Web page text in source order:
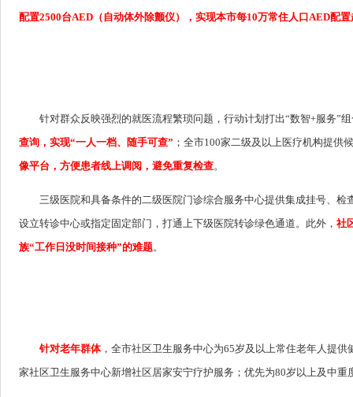
配置2500台AED（自动体外除颤仪），实现本市每10万常住人口AED配
针对群众反映强烈的就医流程繁琐问题，行动计划打出“数智+服务”
查询，实现“一人一档、随手可查” ；全市100家二级及以上医疗机构提供
像平台，方便患者线上调阅，避免重复检查。
三级医院和具备条件的二级医院门诊综合服务中心提供集成挂号、
设立转诊中心或指定固定部门，打通上下级医院转诊绿色通道。此外， 社
族“工作日没时间接种”的难题。
针对老年群体，全市社区卫生服务中心为65岁及以上常住老年人提供
家社区卫生服务中心新增社区居家安宁疗护服务；优先为80岁以上及中